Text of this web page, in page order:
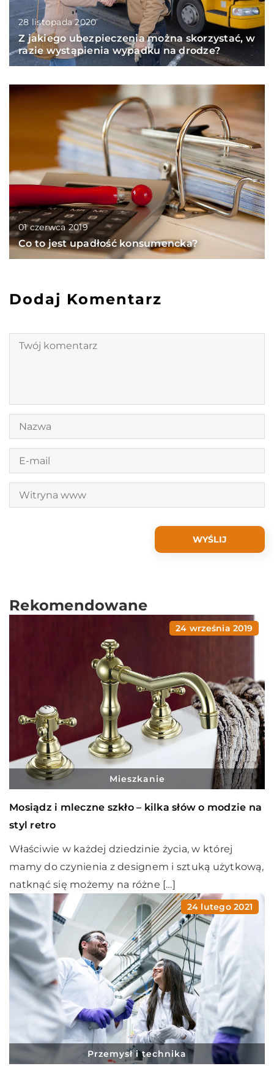
28 listopada 2020
Z jakiego ubezpieczenia można skorzystać, w
razie wystąpienia wypadku na drodze?
01 czerwca 2019
Co to jest upadłość konsumencka?
Dodaj Komentarz
Rekomendowane
24 września 2019
Mieszkanie
Mosiądz i mleczne szkło – kilka słów o modzie na
styl retro
Właściwie w każdej dziedzinie życia, w której
mamy do czynienia z designem i sztuką użytkową,
natknąć się możemy na różne […]
24 lutego 2021
Przemysł i technika